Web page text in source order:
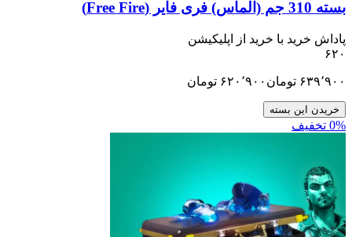
با خرید از اپلیکیشن
تومان۶۲۰٬۹۰۰تومان
بسته